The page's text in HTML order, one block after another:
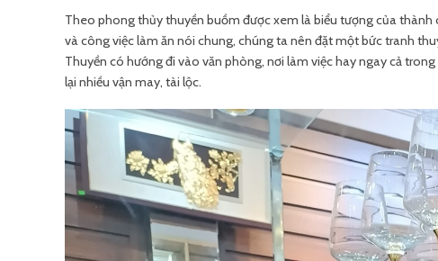
Theo phong thủy thuyền buồm được xem là biểu tượng của
và công việc làm ăn nói chung, chúng ta nên đặt một bức tranh
Thuyền có hướng đi vào văn phòng, nơi làm việc hay ngay cả
lại nhiều vận may, tài lộc.